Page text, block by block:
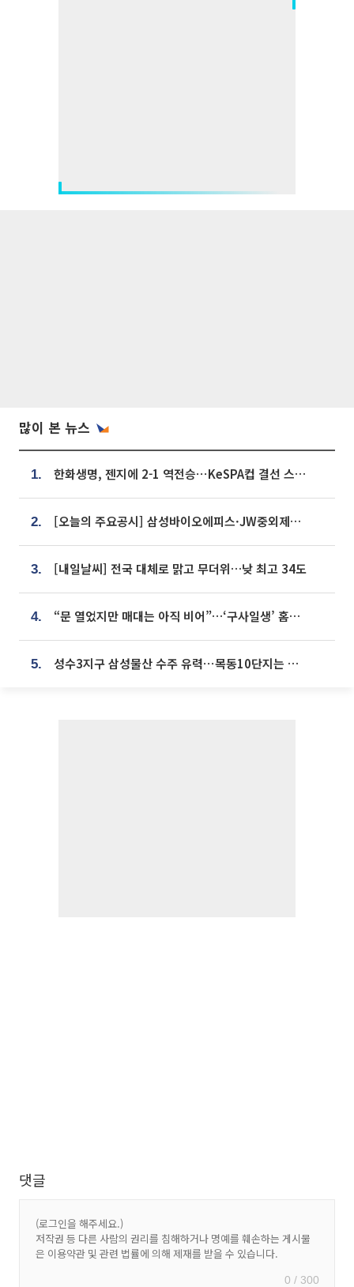
많이 본 뉴스
1. 한화생명, 젠지에 2-1 역전승⋯KeSPA컵 결선 스테이지 2 직행
2. [오늘의 주요공시] 삼성바이오에피스·JW중외제약·한미반도체·SK바이오사이언스 등
3. [내일날씨] 전국 대체로 맑고 무더위…낮 최고 34도
4. “문 열었지만 매대는 아직 비어”…‘구사일생’ 홈플러스, 정상화 시험대[르포]
5. 성수3지구 삼성물산 수주 유력⋯목동10단지는 현대건설 단독 응찰
댓글
0 / 300